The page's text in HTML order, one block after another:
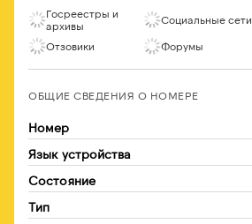
Госреестры и
архивы
Социальные сети
Отзовики Форумы
ОБЩИЕ СВЕДЕНИЯ О НОМЕРЕ
Номер
Язык устройства
Состояние
Тип